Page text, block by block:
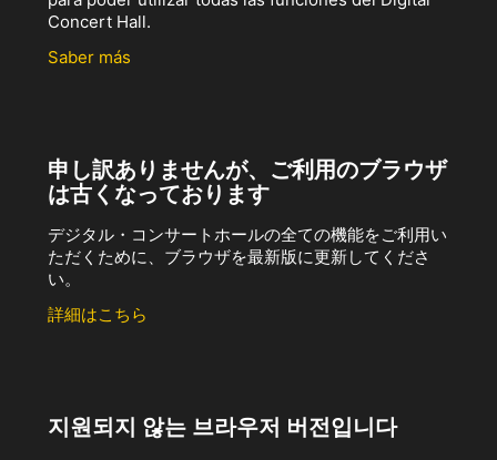
Concert Hall.
Saber más
申し訳ありませんが、ご利用のブラウザ
は古くなっております
デジタル・コンサートホールの全ての機能をご利用い
ただくために、ブラウザを最新版に更新してくださ
い。
詳細はこちら
지원되지 않는 브라우저 버전입니다